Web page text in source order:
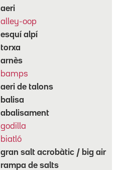
aeri
alley-oop
esquí alpí
torxa
arnès
bamps
aeri de talons
balisa
abalisament
godilla
biatló
gran salt acrobàtic / big air
rampa de salts